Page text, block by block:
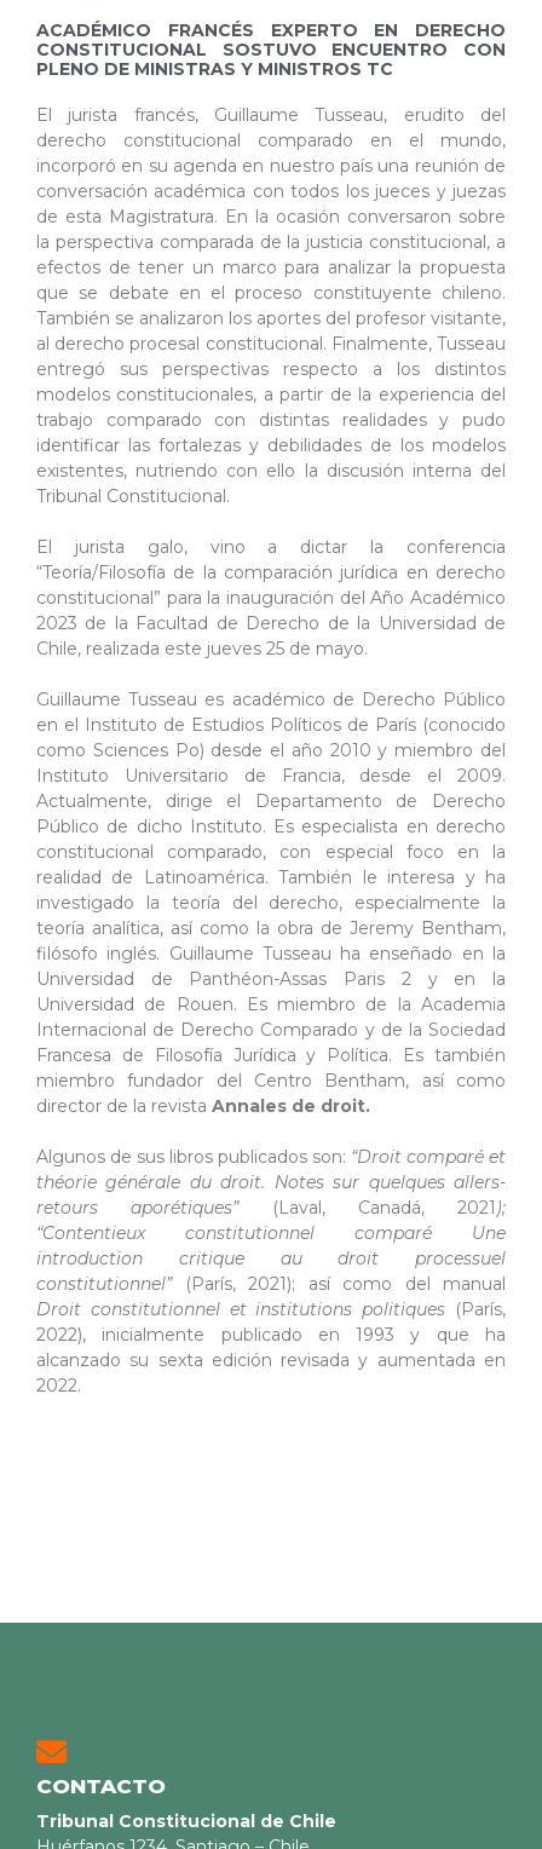
ACADÉMICO FRANCÉS EXPERTO EN DERECHO
CONSTITUCIONAL SOSTUVO ENCUENTRO CON
PLENO DE MINISTRAS Y MINISTROS TC
El jurista francés, Guillaume Tusseau, erudito del
derecho constitucional comparado en el mundo,
incorporó en su agenda en nuestro país una reunión de
conversación académica con todos los jueces y juezas
de esta Magistratura. En la ocasión conversaron sobre
la perspectiva comparada de la justicia constitucional, a
efectos de tener un marco para analizar la propuesta
que se debate en el proceso constituyente chileno.
También se analizaron los aportes del profesor visitante,
al derecho procesal constitucional. Finalmente, Tusseau
entregó sus perspectivas respecto a los distintos
modelos constitucionales, a partir de la experiencia del
trabajo comparado con distintas realidades y pudo
identificar las fortalezas y debilidades de los modelos
existentes, nutriendo con ello la discusión interna del
Tribunal Constitucional.
El jurista galo, vino a dictar la conferencia
“Teoría/Filosofía de la comparación jurídica en derecho
constitucional” para la inauguración del Año Académico
2023 de la Facultad de Derecho de la Universidad de
Chile, realizada este jueves 25 de mayo.
Guillaume Tusseau es académico de Derecho Público
en el Instituto de Estudios Políticos de París (conocido
como Sciences Po) desde el año 2010 y miembro del
Instituto Universitario de Francia, desde el 2009.
Actualmente, dirige el Departamento de Derecho
Público de dicho Instituto. Es especialista en derecho
constitucional comparado, con especial foco en la
realidad de Latinoamérica. También le interesa y ha
investigado la teoría del derecho, especialmente la
teoría analítica, así como la obra de Jeremy Bentham,
filósofo inglés. Guillaume Tusseau ha enseñado en la
Universidad de Panthéon-Assas Paris 2 y en la
Universidad de Rouen. Es miembro de la Academia
Internacional de Derecho Comparado y de la Sociedad
Francesa de Filosofía Jurídica y Política. Es también
miembro fundador del Centro Bentham, así como
director de la revista Annales de droit.
Algunos de sus libros publicados son: “Droit comparé et
théorie générale du droit. Notes sur quelques allers-
retours aporétiques”(Laval, Canadá, 2021 );
“Contentieux constitutionnel comparé Une
introduction critique au droit processuel
constitutionnel”(París, 2021); así como del manual
Droit constitutionnel et institutions politiques (París,
2022), inicialmente publicado en 1993 y que ha
alcanzado su sexta edición revisada y aumentada en
2022.
CONTACTO
Tribunal Constitucional de Chile